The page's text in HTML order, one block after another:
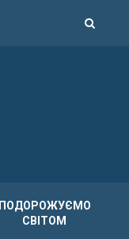
ПОДОРОЖУЄМО
СВІТОМ